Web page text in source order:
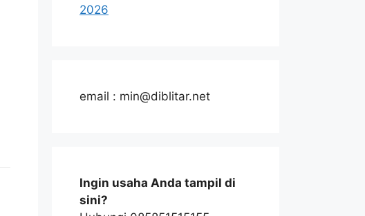
2026
email : min@diblitar.net
Ingin usaha Anda tampil di
sini?